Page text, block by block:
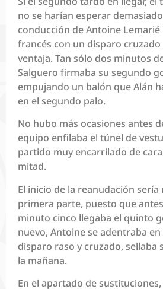
no se harían esperar
conducción de Antoine Lemarié
francés con un disparo
ventaja. Tan sólo dos minutos
Salguero firmaba su segundo
empujando un balón que Alán
en el segundo palo.
No hubo más ocasiones antes
equipo enfilaba el túnel de
partido muy encarrilado de
mitad.
El inicio de la reanudación sería
primera parte, puesto que
minuto cinco llegaba el quinto
nuevo, Antoine se adentraba en
disparo raso y cruzado, sellaba
la mañana.
En el apartado de